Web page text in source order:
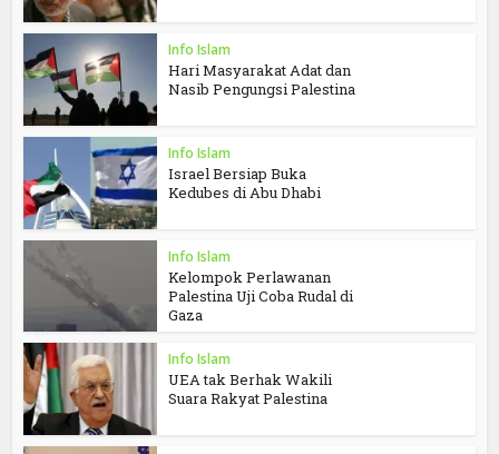
Info Islam
Hari Masyarakat Adat dan
Nasib Pengungsi Palestina
Info Islam
Israel Bersiap Buka
Kedubes di Abu Dhabi
Info Islam
Kelompok Perlawanan
Palestina Uji Coba Rudal di
Gaza
Info Islam
UEA tak Berhak Wakili
Suara Rakyat Palestina